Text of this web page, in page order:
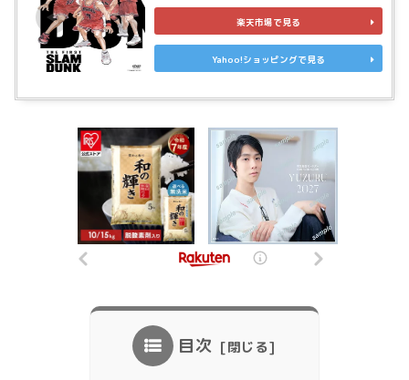
楽天市場で見る
Yahoo!ショッピングで見る
目次